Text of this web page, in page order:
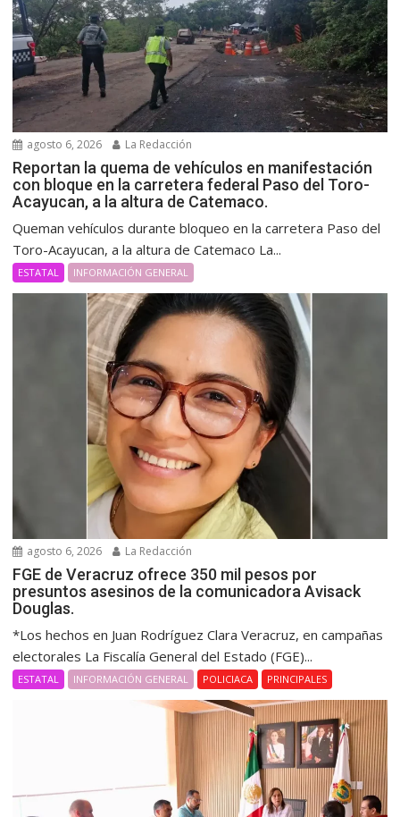
agosto 6, 2026 La Redacción
Reportan la quema de vehículos en manifestación
con bloque en la carretera federal Paso del Toro-
Acayucan, a la altura de Catemaco.
Queman vehículos durante bloqueo en la carretera Paso del
Toro-Acayucan, a la altura de Catemaco La...
ESTATAL INFORMACIÓN GENERAL
agosto 6, 2026 La Redacción
FGE de Veracruz ofrece 350 mil pesos por
presuntos asesinos de la comunicadora Avisack
Douglas.
*Los hechos en Juan Rodríguez Clara Veracruz, en campañas
electorales La Fiscalía General del Estado (FGE)...
ESTATAL INFORMACIÓN GENERAL POLICIACA PRINCIPALES